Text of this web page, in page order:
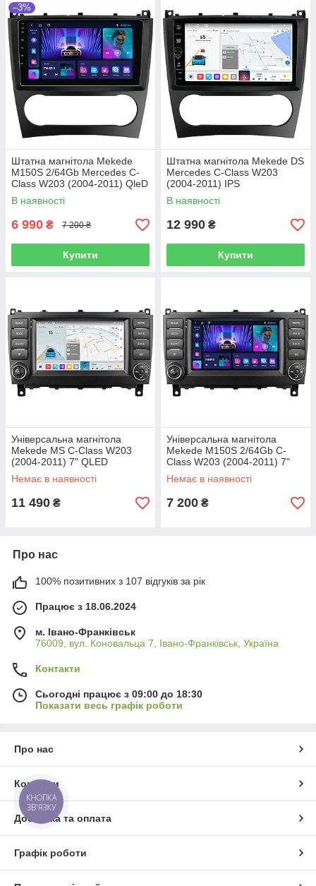
–3%
Штатна магнітола Mekede
M150S 2/64Gb Mercedes C-
Class W203 (2004-2011) QleD
В наявності
6 990 ₴ 7 200 ₴
Купити
Штатна магнітола Mekede DS
Mercedes C-Class W203
(2004-2011) IPS
В наявності
12 990 ₴
Купити
Універсальна магнітола
Mekede MS C-Class W203
(2004-2011) 7" QLED
Немає в наявності
11 490 ₴
Універсальна магнітола
Mekede M150S 2/64Gb C-
Class W203 (2004-2011) 7"
QLED
Немає в наявності
7 200 ₴
Про нас
100% позитивних з 107 відгуків за рік
Працює з 18.06.2024
м. Івано-Франківськ
76009, вул. Коновальца 7, Івано-Франківськ, Україна
Контакти
Сьогодні працює з 09:00 до 18:30
Показати весь графік роботи
Про нас
Контакти
Доставка та оплата
Графік роботи
КНОПКА
ЗВ'ЯЗКУ